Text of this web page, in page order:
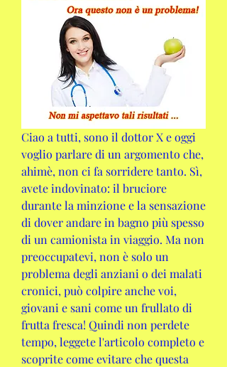
Ciao a tutti, sono il dottor X e oggi
voglio parlare di un argomento che,
ahimè, non ci fa sorridere tanto. Sì,
avete indovinato: il bruciore
durante la minzione e la sensazione
di dover andare in bagno più spesso
di un camionista in viaggio. Ma non
preoccupatevi, non è solo un
problema degli anziani o dei malati
cronici, può colpire anche voi,
giovani e sani come un frullato di
frutta fresca! Quindi non perdete
tempo, leggete l'articolo completo e
scoprite come evitare che questa